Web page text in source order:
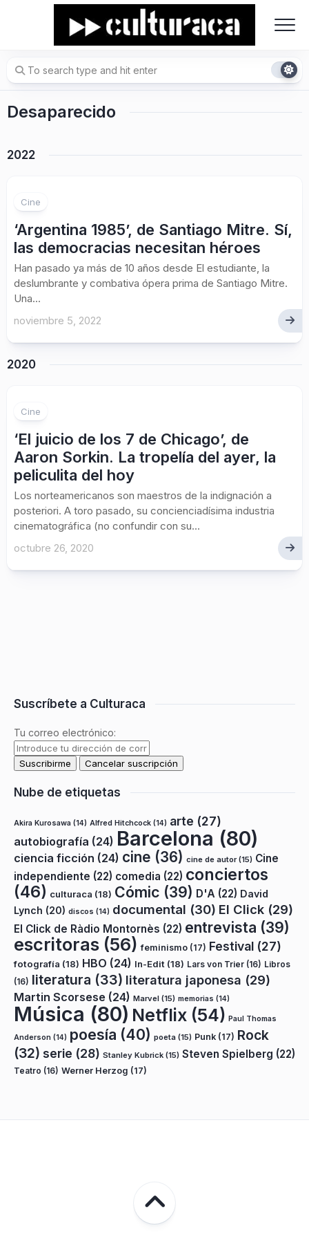
Desaparecido
2022
Cine
‘Argentina 1985’, de Santiago Mitre. Sí,
las democracias necesitan héroes
Han pasado ya más de 10 años desde El estudiante, la
deslumbrante y combativa ópera prima de Santiago Mitre.
Una...
noviembre 5, 2022
2020
Cine
‘El juicio de los 7 de Chicago’, de
Aaron Sorkin. La tropelía del ayer, la
peliculita del hoy
Los norteamericanos son maestros de la indignación a
posteriori. A toro pasado, su concienciadísima industria
cinematográfica (no confundir con su...
octubre 26, 2020
Suscríbete a Culturaca
Tu correo electrónico:
Nube de etiquetas
Akira Kurosawa (14) Alfred Hitchcock (14) arte (27)
autobiografía (24) Barcelona (80)
ciencia ficción (24) cine (36) cine de autor(15) Cine
independiente (22) comedia (22) conciertos
(46) culturaca (18) Cómic (39) D'A (22) David
Lynch (20) discos (14) documental (30) El Click (29)
El Click de Ràdio Montornès (22) entrevista (39)
escritoras (56) feminismo (17) Festival (27)
fotografía (18) HBO (24) In-Edit (18) Lars von Trier (16) Libros
(16) literatura (33) literatura japonesa (29)
Martin Scorsese (24) Marvel (15) memorias (14)
Música (80) Netflix (54) Paul Thomas
Anderson (14) poesía (40) poeta (15) Punk (17) Rock
(32) serie (28) Stanley Kubrick (15) Steven Spielberg (22)
Teatro (16) Werner Herzog (17)